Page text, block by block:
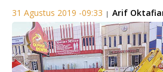
31 Agustus 2019 -09:33 | Arif